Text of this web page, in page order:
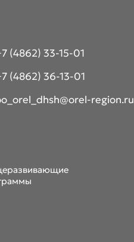
(4862) 33-15-01
(4862) 36-13-01
region.ru